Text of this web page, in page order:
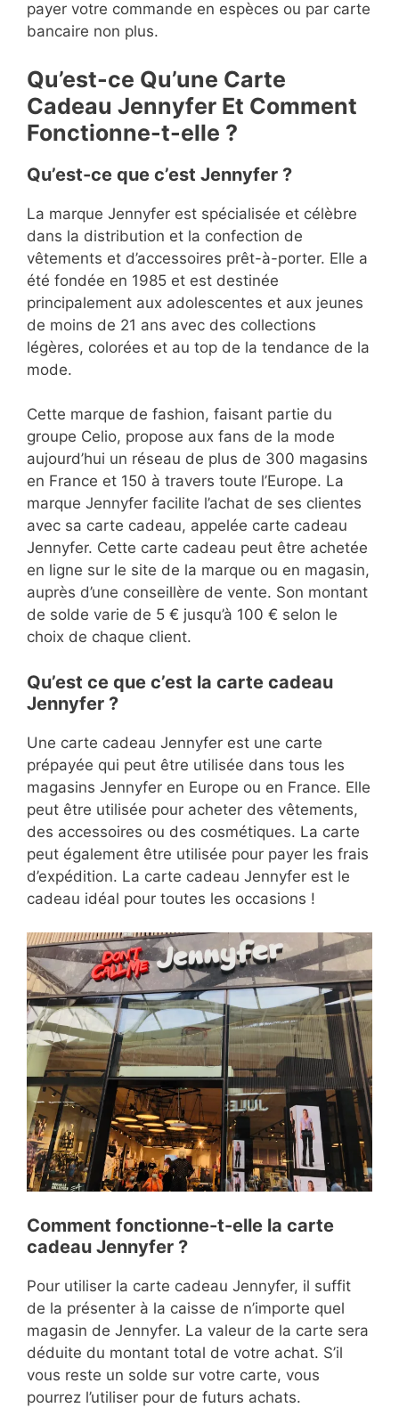
payer votre commande en espèces ou par carte
bancaire non plus.
Qu’est-ce Qu’une Carte
Cadeau Jennyfer Et Comment
Fonctionne-t-elle ?
Qu’est-ce que c’est Jennyfer ?
La marque Jennyfer est spécialisée et célèbre
dans la distribution et la confection de
vêtements et d’accessoires prêt-à-porter. Elle a
été fondée en 1985 et est destinée
principalement aux adolescentes et aux jeunes
de moins de 21 ans avec des collections
légères, colorées et au top de la tendance de la
mode.
Cette marque de fashion, faisant partie du
groupe Celio, propose aux fans de la mode
aujourd’hui un réseau de plus de 300 magasins
en France et 150 à travers toute l’Europe. La
marque Jennyfer facilite l’achat de ses clientes
avec sa carte cadeau, appelée carte cadeau
Jennyfer. Cette carte cadeau peut être achetée
en ligne sur le site de la marque ou en magasin,
auprès d’une conseillère de vente. Son montant
de solde varie de 5 € jusqu’à 100 € selon le
choix de chaque client.
Qu’est ce que c’est la carte cadeau
Jennyfer ?
Une carte cadeau Jennyfer est une carte
prépayée qui peut être utilisée dans tous les
magasins Jennyfer en Europe ou en France. Elle
peut être utilisée pour acheter des vêtements,
des accessoires ou des cosmétiques. La carte
peut également être utilisée pour payer les frais
d’expédition. La carte cadeau Jennyfer est le
cadeau idéal pour toutes les occasions !
Comment fonctionne-t-elle la carte
cadeau Jennyfer ?
Pour utiliser la carte cadeau Jennyfer, il suffit
de la présenter à la caisse de n’importe quel
magasin de Jennyfer. La valeur de la carte sera
déduite du montant total de votre achat. S’il
vous reste un solde sur votre carte, vous
pourrez l’utiliser pour de futurs achats.